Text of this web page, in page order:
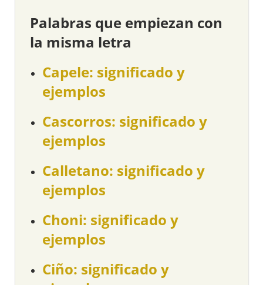
Palabras que empiezan con
la misma letra
Capele: significado y
ejemplos
Cascorros: significado y
ejemplos
Calletano: significado y
ejemplos
Choni: significado y
ejemplos
Ciño: significado y